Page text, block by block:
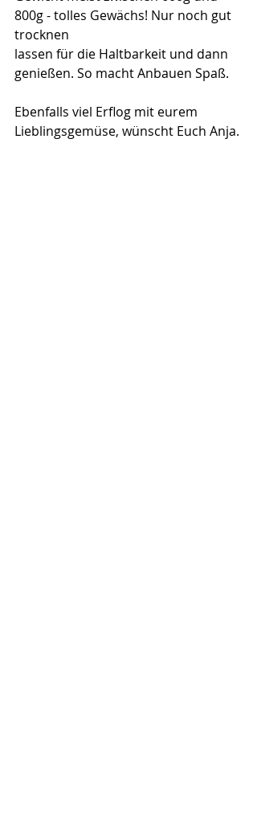
800g - tolles Gewächs! Nur noch gut
trocknen
lassen für die Haltbarkeit und dann
genießen. So macht Anbauen Spaß.
Ebenfalls viel Erflog mit eurem
Lieblingsgemüse, wünscht Euch Anja.